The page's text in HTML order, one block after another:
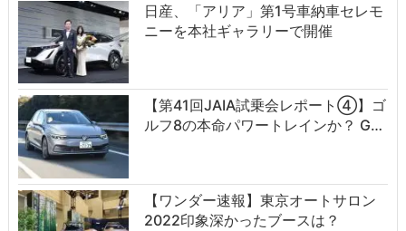
日産、「アリア」第1号車納車セレモ
ニーを本社ギャラリーで開催
【第41回JAIA試乗会レポート④】ゴ
ルフ8の本命パワートレインか？ G…
【ワンダー速報】東京オートサロン
2022印象深かったブースは？